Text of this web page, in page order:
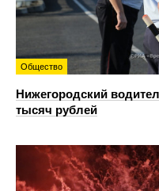
Общество
Нижегородский
тысяч рублей